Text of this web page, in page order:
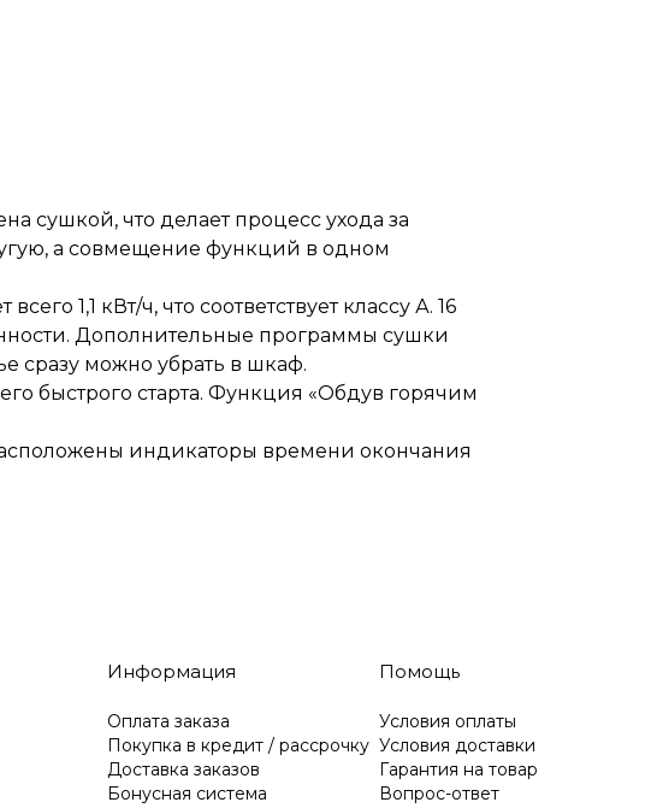
сушкой, что делает процесс ухода за
а совмещение функций в одном
1,1 кВт/ч, что соответствует классу А. 16
Дополнительные программы сушки
сразу можно убрать в шкаф.
быстрого старта. Функция «Обдув горячим
индикаторы времени окончания
Информация
Оплата заказа
Покупка в кредит / рассрочку
Доставка заказов
Бонусная система
Помощь
Условия оплаты
Условия доставки
Гарантия на товар
Вопрос-ответ